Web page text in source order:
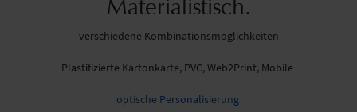
Materialistisch.
verschiedene Kombinationsmöglichkeiten
Plastifizierte Kartonkarte, PVC, Web2Print, Mobile
optische Personalisierung